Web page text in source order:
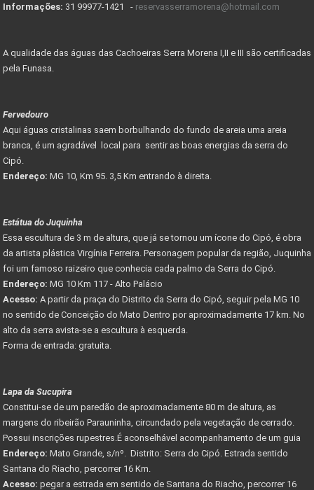
Informações: 31 99977-1421 - reservasserramorena@hotmail.com
A qualidade das águas das Cachoeiras Serra Morena I,II e III são certificadas
pela Funasa.
Fervedouro
Aqui águas cristalinas saem borbulhando do fundo de areia uma areia
branca, é um agradável local para sentir as boas energias da serra do
Cipó.
Endereço: MG 10, Km 95. 3,5 Km entrando à direita.
Estátua do Juquinha
Essa escultura de 3 m de altura, que já se tornou um ícone do Cipó, é obra
da artista plástica Virgínia Ferreira. Personagem popular da região, Juquinha
foi um famoso raizeiro que conhecia cada palmo da Serra do Cipó.
Endereço: MG 10 Km 117 - Alto Palácio
Acesso: A partir da praça do Distrito da Serra do Cipó, seguir pela MG 10
no sentido de Conceição do Mato Dentro por aproximadamente 17 km. No
alto da serra avista-se a escultura à esquerda.
Forma de entrada: gratuita.
Lapa da Sucupira
Constitui-se de um paredão de aproximadamente 80 m de altura, as
margens do ribeirão Parauninha, circundado pela vegetação de cerrado.
Possui inscrições rupestres.É aconselhável acompanhamento de um guia
Endereço: Mato Grande, s/nº. Distrito: Serra do Cipó. Estrada sentido
Santana do Riacho, percorrer 16 Km.
Acesso: pegar a estrada em sentido de Santana do Riacho, percorrer 16